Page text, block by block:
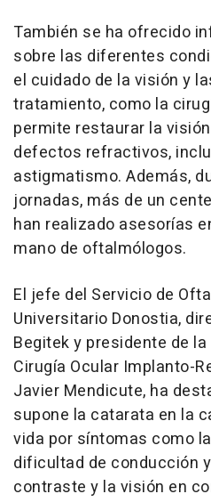
También se ha ofrecido
sobre las diferentes
el cuidado de la visión y
tratamiento, como la
permite restaurar la
defectos refractivos,
astigmatismo. Además,
jornadas, más de un
han realizado asesorías
mano de oftalmólogos.
El jefe del Servicio de
Universitario Donostia,
Begitek y presidente de
Cirugía Ocular Implanto-
Javier Mendicute, ha
supone la catarata en la
vida por síntomas como
dificultad de conducción
contraste y la visión en